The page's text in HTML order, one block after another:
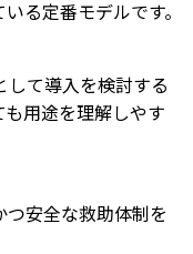
る定番モデルです。
して導入を検討する
用途を理解しやす
安全な救助体制を